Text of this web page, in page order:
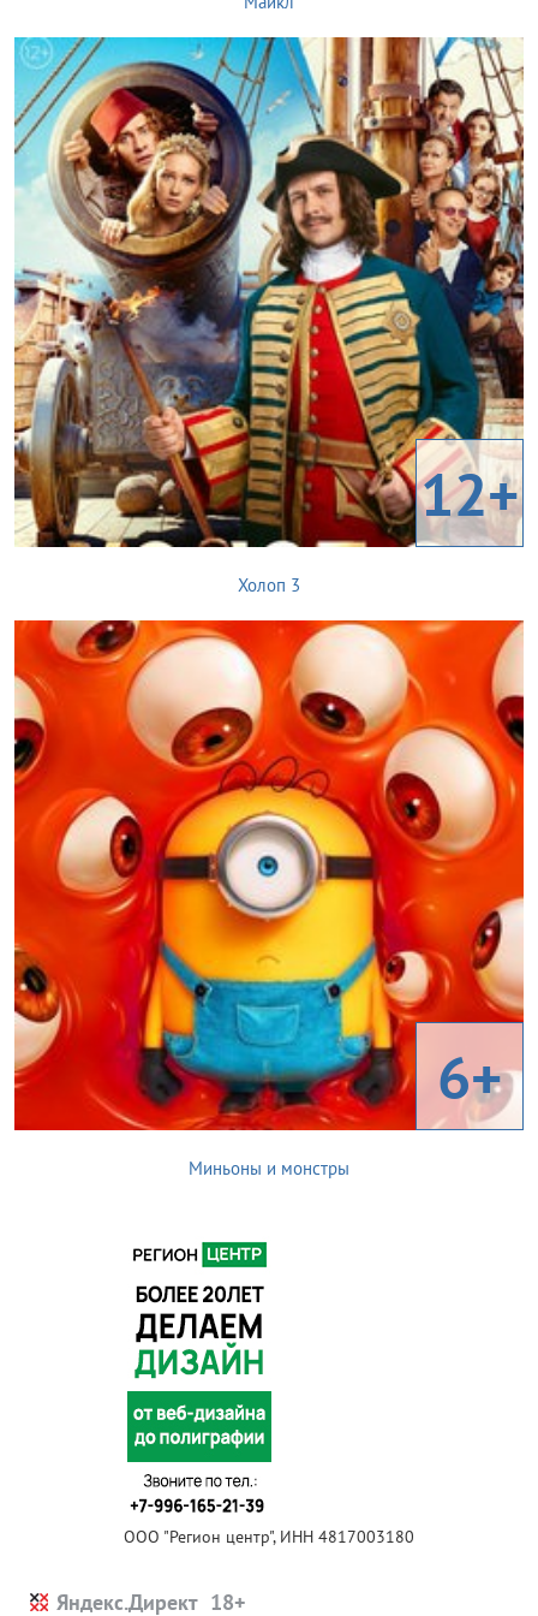
12+
Холоп 3
6+
Миньоны и монстры
ООО "Регион центр", ИНН 4817003180
Яндекс.Директ